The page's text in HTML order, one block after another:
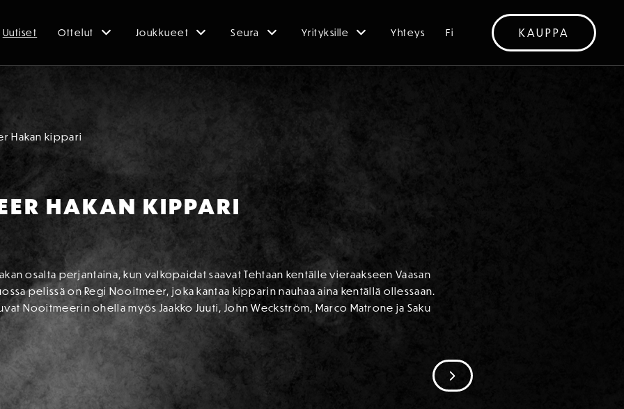
Uutiset Ottelut Joukkueet Seura Yrityksille Yhteys Fi KAUPPA
Hakan kippari
HAKAN KIPPARI
osalta perjantaina, kun valkopaidat saavat Tehtaan kentälle vieraakseen Vaasan
pelissä on Regi Nooitmeer, joka kantaa kipparin nauhaa aina kentällä ollessaan.
Nooitmeerin ohella myös Jaakko Juuti, John Weckström, Marco Matrone ja Saku
SIIRRY SEURAAVAAN